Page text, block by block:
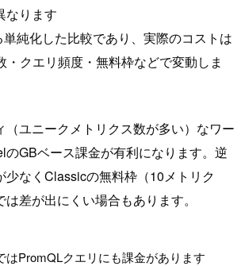
なります
純化した比較であり、実際のコストは
・クエリ頻度・無料枠などで変動しま
（ユニークメトリクス数が多い）なワー
のGBベース課金が有利になります。逆
少なくClassicの無料枠（10メトリク
差が出にくい場合もあります。
はPromQLクエリにも課金があります